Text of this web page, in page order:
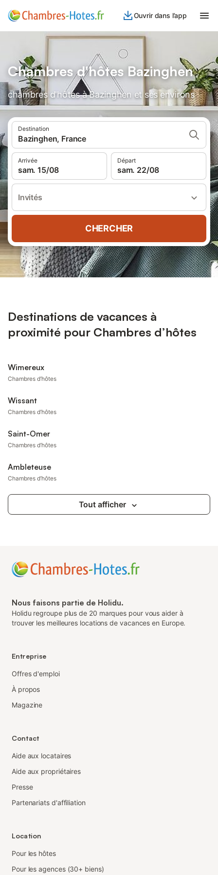
Ouvrir dans l’app
Chambres d'hôtes Bazinghen
chambres d'hôtes à Bazinghen et ses environs
Destination
Bazinghen, France
Arrivée
sam. 15/08
Départ
sam. 22/08
Invités
CHERCHER
Destinations de vacances à
proximité pour Chambres d’hôtes
Wimereux
Chambres d’hôtes
Wissant
Chambres d’hôtes
Saint-Omer
Chambres d’hôtes
Ambleteuse
Chambres d’hôtes
Tout afficher
Nous faisons partie de Holidu.
Holidu regroupe plus de 20 marques pour vous aider à
trouver les meilleures locations de vacances en Europe.
Entreprise
Offres d'emploi
À propos
Magazine
Contact
Aide aux locataires
Aide aux propriétaires
Presse
Partenariats d'affiliation
Location
Pour les hôtes
Pour les agences (30+ biens)